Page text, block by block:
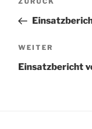
Vorheriger
Beitrag
Nächster
Beitrag
WEITER
Einsatzbericht